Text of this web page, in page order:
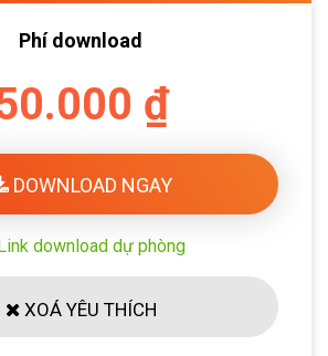
Phí download
₫
DOWNLOAD NGAY
Link download dự phòng
XOÁ YÊU THÍCH